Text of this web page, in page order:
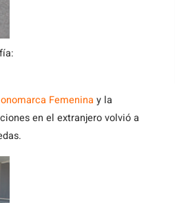
Femenina y la
en el extranjero volvió a